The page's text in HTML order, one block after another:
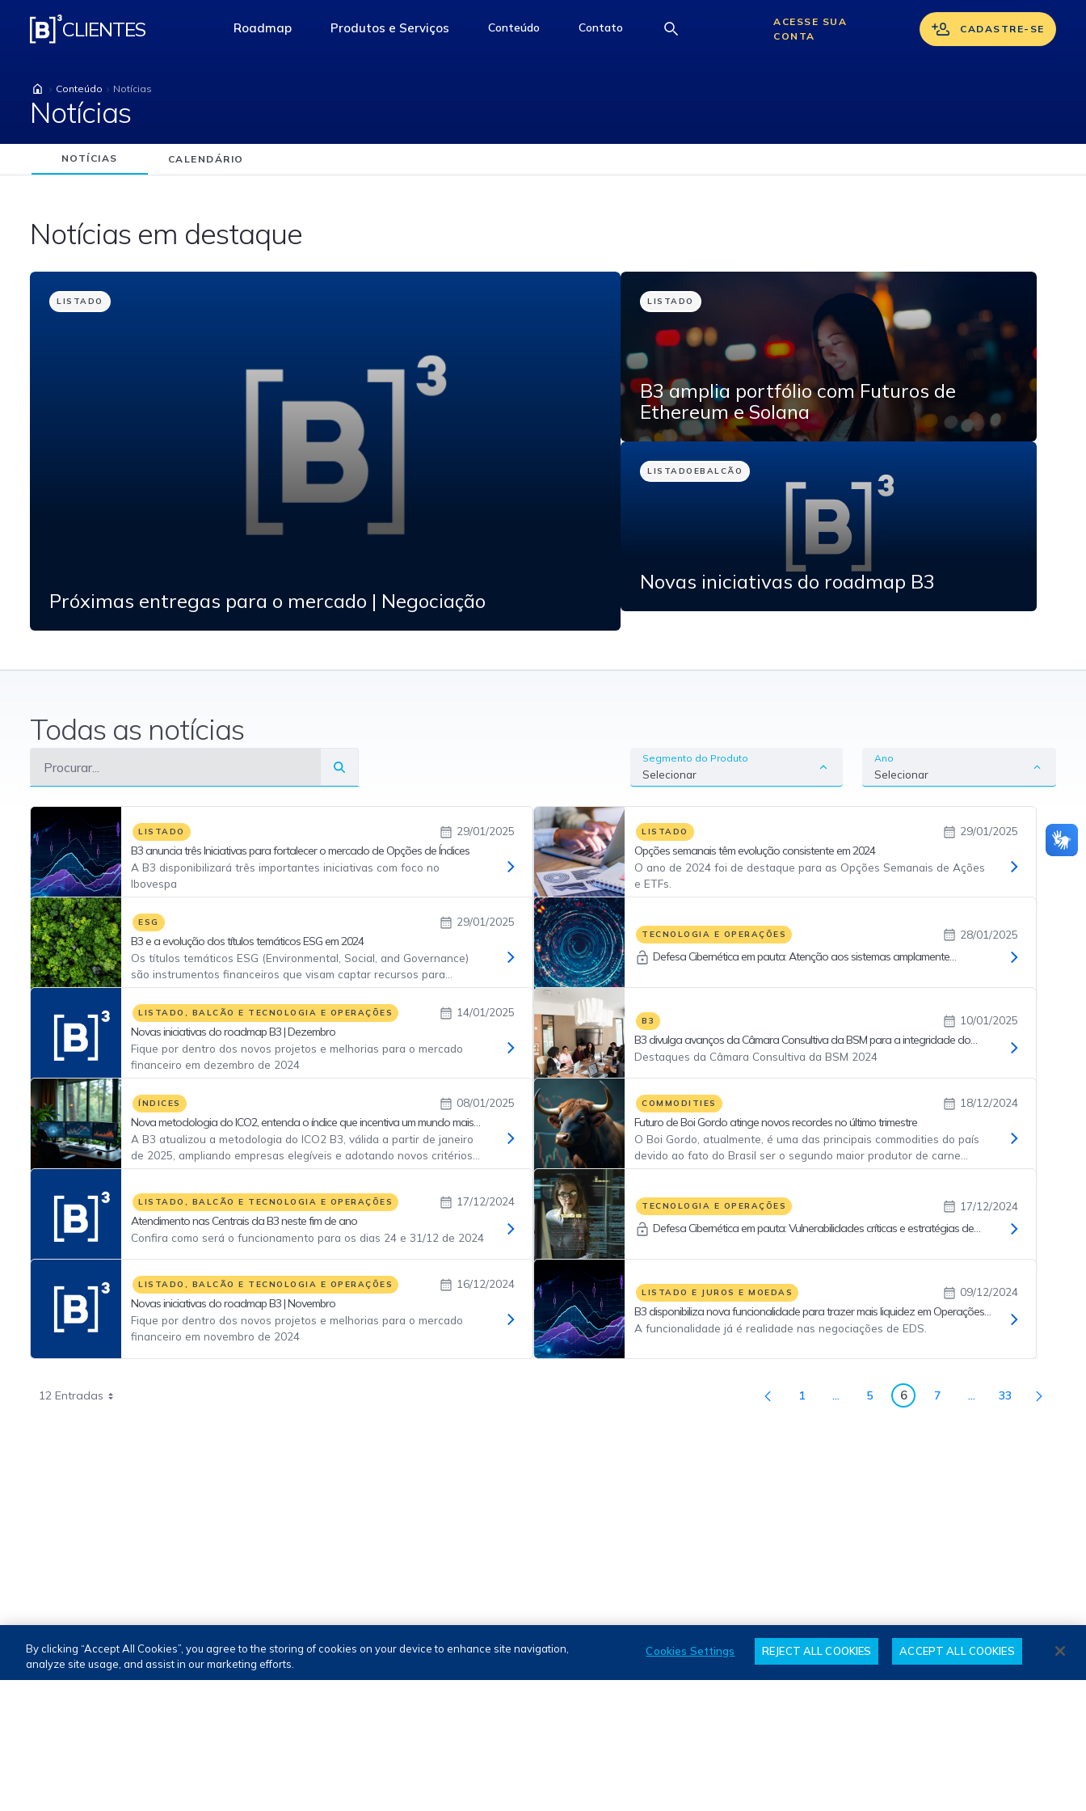
Notícias
CLIENTES access-the-page
Roadmap access-the-page
Produtos e Serviços access-the-page
Conteúdo access-the-page
Contato
ACESSE SUA
CONTA
CADASTRE-SE
Conteúdo Notícias
Notícias
NOTÍCIAS CALENDÁRIO
Notícias em destaque
LISTADO
Próximas entregas para o mercado | Negociação
LISTADO
B3 amplia portfólio com Futuros de
Ethereum e Solana
LISTADO EBALCÃO
Novas iniciativas do roadmap B3
Todas as notícias
Segmento do Produto
Selecionar
Ano
Selecionar
LISTADO 29/01/2025
B3 anuncia três Iniciativas para fortalecer o mercado de Opções de Índices
A B3 disponibilizará três importantes iniciativas com foco no
Ibovespa
LISTADO 29/01/2025
Opções semanais têm evolução consistente em 2024
O ano de 2024 foi de destaque para as Opções Semanais de Ações
e ETFs.
ESG 29/01/2025
B3 e a evolução dos títulos temáticos ESG em 2024
Os títulos temáticos ESG (Environmental, Social, and Governance)
são instrumentos financeiros que visam captar recursos para
projetos e empresas que promovem práticas sustentáveis e
responsáveis.
TECNOLOGIA E OPERAÇÕES 28/01/2025
Defesa Cibernética em pauta: Atenção aos sistemas amplamente
LISTADO, BALCÃO E TECNOLOGIA E OPERAÇÕES 14/01/2025
Novas iniciativas do roadmap B3 | Dezembro
Fique por dentro dos novos projetos e melhorias para o mercado
financeiro em dezembro de 2024
B3 10/01/2025
B3 divulga avanços da Câmara Consultiva da BSM para a integridade do
mercado de capitais
Destaques da Câmara Consultiva da BSM 2024
ÍNDICES 08/01/2025
Nova metodologia do ICO2, entenda o índice que incentiva um mundo mais
sustentável
A B3 atualizou a metodologia do ICO2 B3, válida a partir de janeiro
de 2025, ampliando empresas elegíveis e adotando novos critérios
de gestão de emissões de GEE. Com dados coletados via ESG
B3) e ter um Score de Gestão de Emissões acima da média do setor.
Investidores podem acessar o ICO2 B3 através de ETFs como o
iShares ECOO11.
COMMODITIES 18/12/2024
Futuro de Boi Gordo atinge novos recordes no último trimestre
O Boi Gordo, atualmente, é uma das principais commodities do país
devido ao fato do Brasil ser o segundo maior produtor de carne
bovina do mundo e o maior exportador mundial.
LISTADO, BALCÃO E TECNOLOGIA E OPERAÇÕES 17/12/2024
Atendimento nas Centrais da B3 neste fim de ano
Confira como será o funcionamento para os dias 24 e 31/12 de 2024
TECNOLOGIA E OPERAÇÕES 17/12/2024
Defesa Cibernética em pauta: Vulnerabilidades críticas e estratégias de
LISTADO, BALCÃO E TECNOLOGIA E OPERAÇÕES 16/12/2024
Novas iniciativas do roadmap B3 | Novembro
Fique por dentro dos novos projetos e melhorias para o mercado
financeiro em novembro de 2024
LISTADO E JUROS E MOEDAS 09/12/2024
B3 disponibiliza nova funcionalidade para trazer mais liquidez em Operações
Estruturadas
A funcionalidade já é realidade nas negociações de EDS.
12 Entradas Página
1 ...Páginas intermediárias Usar ABA para navegar.
Página
5 Página
6 Página
7 ...PáginasPágina
33
By clicking “Accept All Cookies”, you agree to the storing of cookies on your device to enhance site navigation,
analyze site usage, and assist in our marketing efforts.
Cookies Settings REJECT ALL COOKIES ACCEPT ALL COOKIES